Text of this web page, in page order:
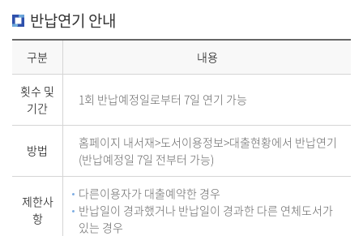
반납연기 안내
구분 내용
횟수 및
기간
1회 반납예정일로부터 7일 연기 가능
방법
홈페이지 내서재>도서이용정보>대출현황에서 반납연기
(반납예정일 7일 전부터 가능)
제한사
항
다른이용자가 대출예약한 경우
반납일이 경과했거나 반납일이 경과한 다른 연체도서가
있는 경우